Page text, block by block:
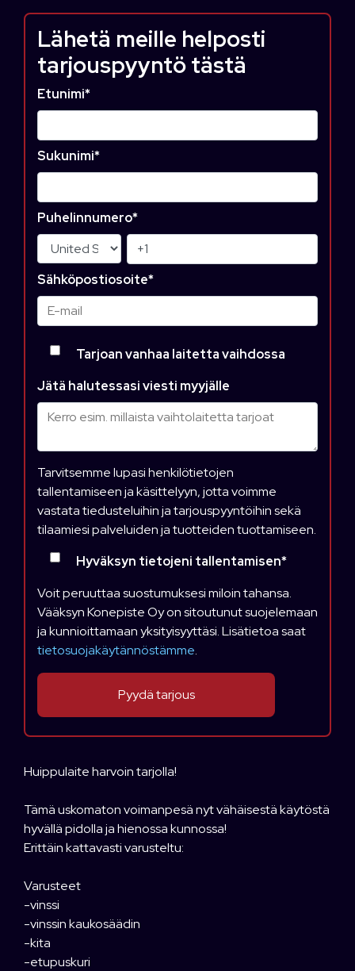
Lähetä meille helposti
tarjouspyyntö tästä
Etunimi*
Sukunimi*
Puhelinnumero*
Sähköpostiosoite*
Tarjoan vanhaa laitetta vaihdossa
Jätä halutessasi viesti myyjälle
Tarvitsemme lupasi henkilötietojen
tallentamiseen ja käsittelyyn, jotta voimme
vastata tiedusteluihin ja tarjouspyyntöihin sekä
tilaamiesi palveluiden ja tuotteiden tuottamiseen.
Hyväksyn tietojeni tallentamisen*
Voit peruuttaa suostumuksesi miloin tahansa.
Vääksyn Konepiste Oy on sitoutunut suojelemaan
ja kunnioittamaan yksityisyyttäsi. Lisätietoa saat
tietosuojakäytännöstämme.
Huippulaite harvoin tarjolla!
Tämä uskomaton voimanpesä nyt vähäisestä käytöstä
hyvällä pidolla ja hienossa kunnossa!
Erittäin kattavasti varusteltu:
Varusteet
-vinssi
-vinssin kaukosäädin
-kita
-etupuskuri